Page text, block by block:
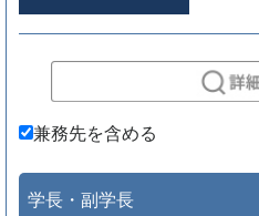
兼務先を含める
学長・副学長